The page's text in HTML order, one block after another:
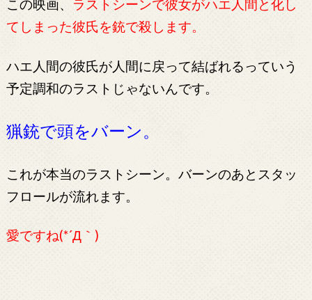
この映画、 ラストシーンで彼女がハエ人間と化し
てしまった彼氏を銃で殺します。
ハエ人間の彼氏が人間に戻って結ばれるっていう
予定調和のラストじゃないんです。
猟銃で頭をバーン。
これが本当のラストシーン。バーンのあとスタッ
フロールが流れます。
愛ですね(*´Д｀)